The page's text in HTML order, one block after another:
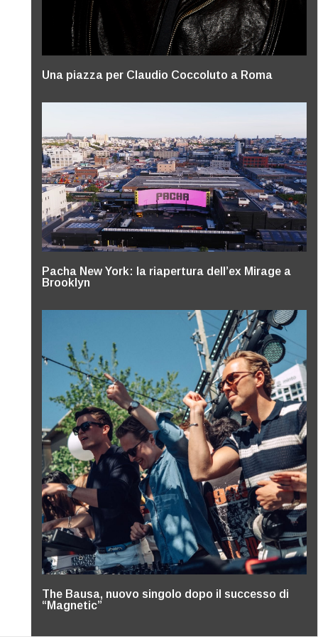
Una piazza per Claudio Coccoluto a Roma
Pacha New York: la riapertura dell’ex Mirage a
Brooklyn
The Bausa, nuovo singolo dopo il successo di
“Magnetic”